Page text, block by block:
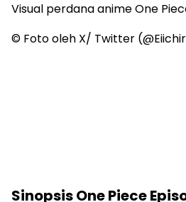
Visual perdana anime One
© Foto oleh X/ Twitter
Sinopsis One Piece